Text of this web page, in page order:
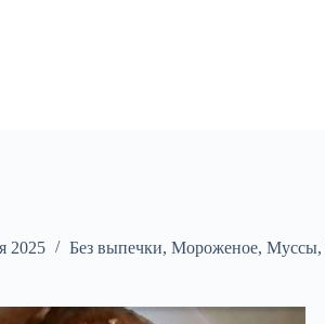
2025 Без выпечки, Мороженое, Муссы,